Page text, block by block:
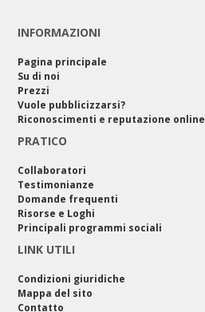
INFORMAZIONI
Pagina principale
Su di noi
Prezzi
Vuole pubblicizzarsi?
Riconoscimenti e reputazione online
PRATICO
Collaboratori
Testimonianze
Domande frequenti
Risorse e Loghi
Principali programmi sociali
LINK UTILI
Condizioni giuridiche
Mappa del sito
Contatto